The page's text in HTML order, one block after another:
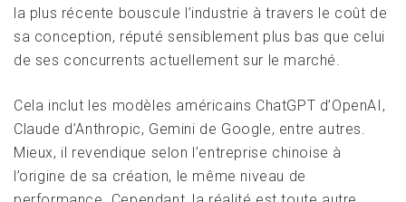
la plus récente bouscule l’industrie à travers le coût de
sa conception, réputé sensiblement plus bas que celui
de ses concurrents actuellement sur le marché.
Cela inclut les modèles américains ChatGPT d’OpenAI,
Claude d’Anthropic, Gemini de Google, entre autres.
Mieux, il revendique selon l’entreprise chinoise à
l’origine de sa création, le même niveau de